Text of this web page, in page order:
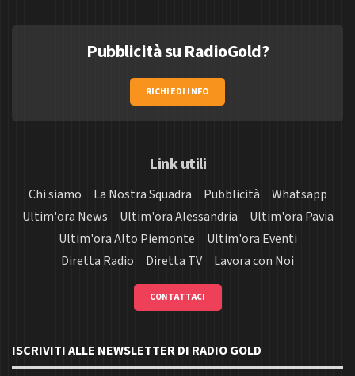
Pubblicità su RadioGold?
RICHIEDI INFO
Link utili
Chi siamo La Nostra Squadra Pubblicità
Whatsapp
Ultim'ora News
Ultim'ora Alessandria
Ultim'ora Pavia
Ultim'ora Alto Piemonte
Ultim'ora Eventi
Diretta Radio
Diretta TV Lavora con Noi
CONTATTACI
ISCRIVITI ALLE NEWSLETTER DI RADIO GOLD